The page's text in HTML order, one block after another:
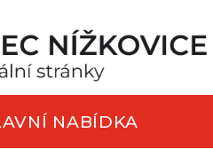
NABÍDKA